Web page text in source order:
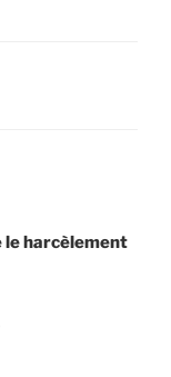
le harcèlement